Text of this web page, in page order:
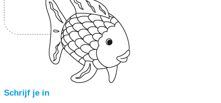
Schrijf je in